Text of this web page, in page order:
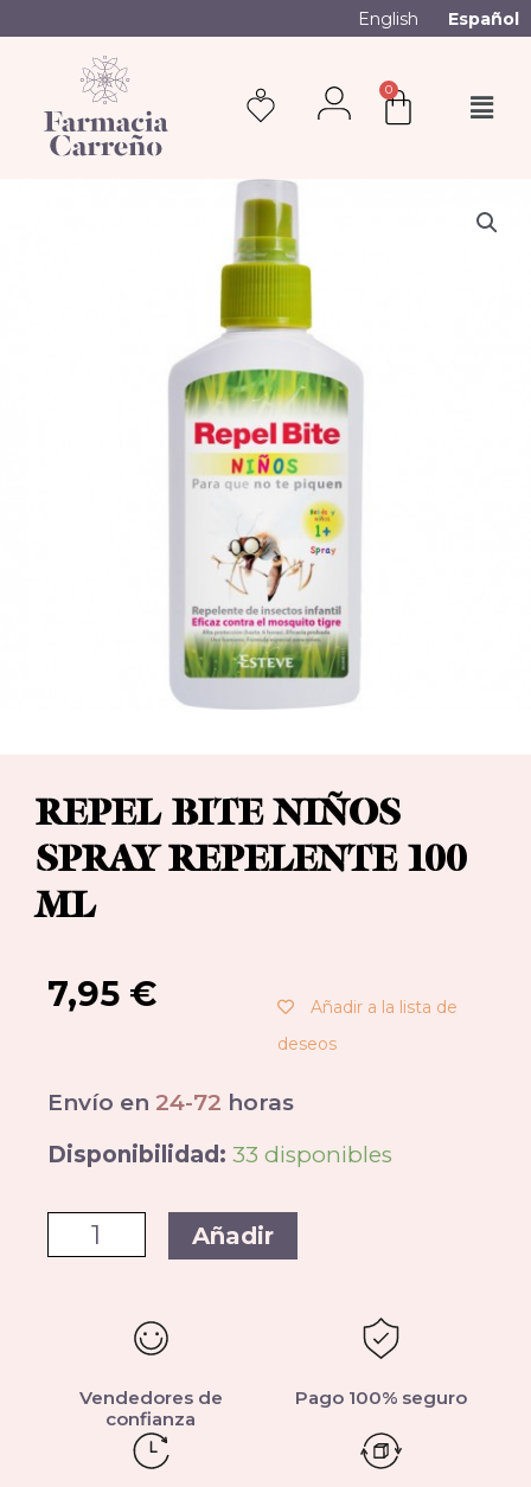
English Español
0
REPEL BITE NIÑOS
SPRAY REPELENTE 100
ML
7,95 €
Añadir a la lista de
deseos
Envío en 24-72 horas
Disponibilidad: 33 disponibles
Añadir
Vendedores de
confianza
Pago 100% seguro